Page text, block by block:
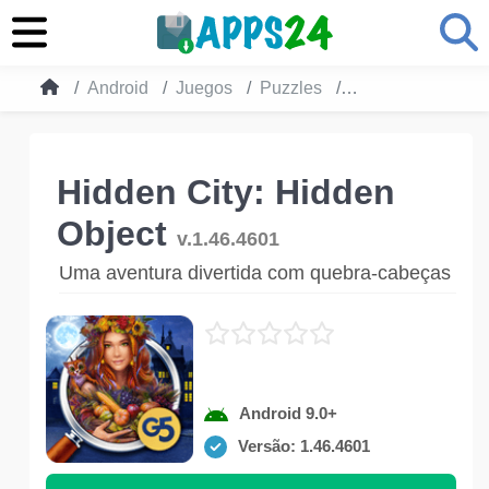
Android Juegos Puzzles Hidden City:
Hidden City: Hidden
Object v.1.46.4601
Uma aventura divertida com quebra-cabeças
Android 9.0+
Versão: 1.46.4601